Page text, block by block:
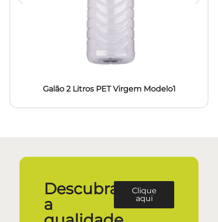
Galão 2 Litros PET Virgem Modelo1
Descubra
a
Clique
aqui